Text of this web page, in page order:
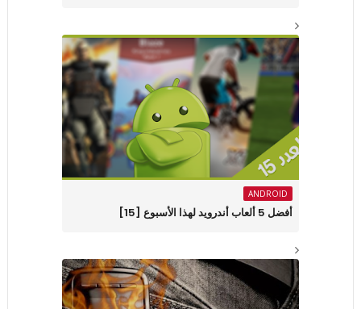
ANDROID
أفضل 5 ألعاب أندرويد لهذا الأسبوع [15]